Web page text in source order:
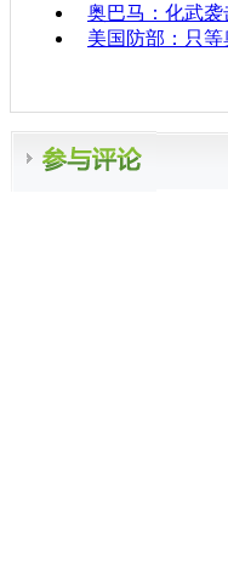
奥巴马：化武
美国防部：只等